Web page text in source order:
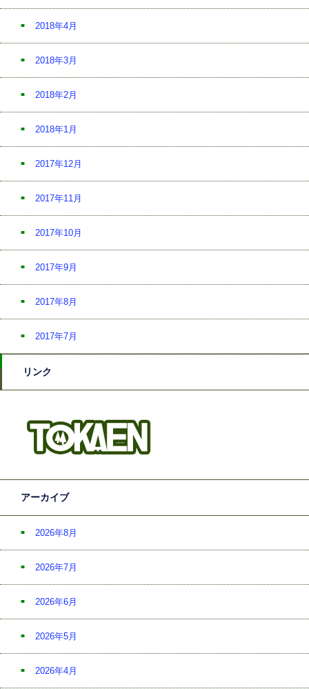
2018年4月
2018年3月
2018年2月
2018年1月
2017年12月
2017年11月
2017年10月
2017年9月
2017年8月
2017年7月
リンク
アーカイブ
2026年8月
2026年7月
2026年6月
2026年5月
2026年4月